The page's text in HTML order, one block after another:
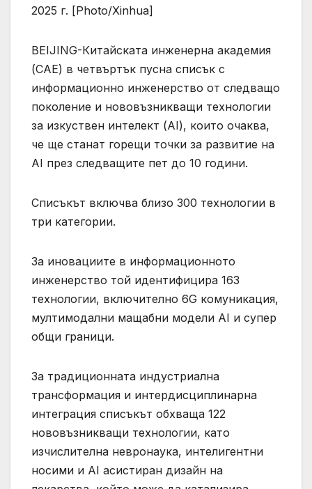
2025 г. [Photo/Xinhua]
BEIJING-Китайската инженерна академия
(CAE) в четвъртък пусна списък с
информационно инженерство от следващо
поколение и нововъзникващи технологии
за изкуствен интелект (AI), които очаква,
че ще станат горещи точки за развитие на
AI през следващите пет до 10 години.
Списъкът включва близо 300 технологии в
три категории.
За иновациите в информационното
инженерство той идентифицира 163
технологии, включително 6G комуникация,
мултимодални мащабни модели AI и супер
общи граници.
За традиционната индустриална
трансформация и интердисциплинарна
интеграция списъкът обхваща 122
нововъзникващи технологии, като
изчислителна невронаука, интелигентни
носими и AI асистиран дизайн на